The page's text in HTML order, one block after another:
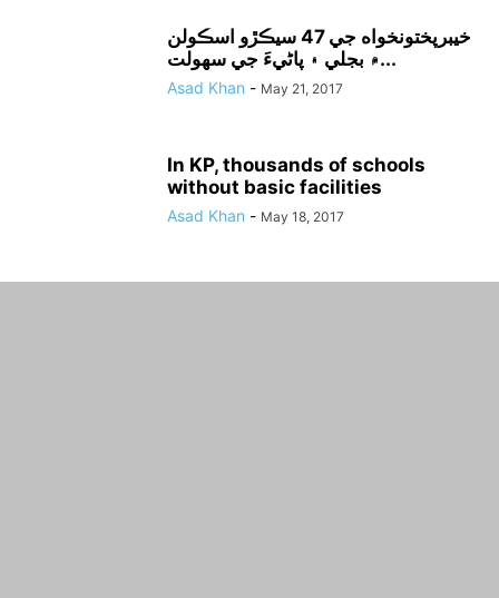
خيبرپختونخواه جي 47 سيڪڙو اسڪولن
۾ بجلي ۽ پاڻيءَ جي سهولت...
Asad Khan - May 21, 2017
In KP, thousands of schools
without basic facilities
Asad Khan - May 18, 2017